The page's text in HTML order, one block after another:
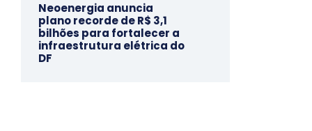
Neoenergia anuncia
plano recorde de R$ 3,1
bilhões para fortalecer a
infraestrutura elétrica do
DF